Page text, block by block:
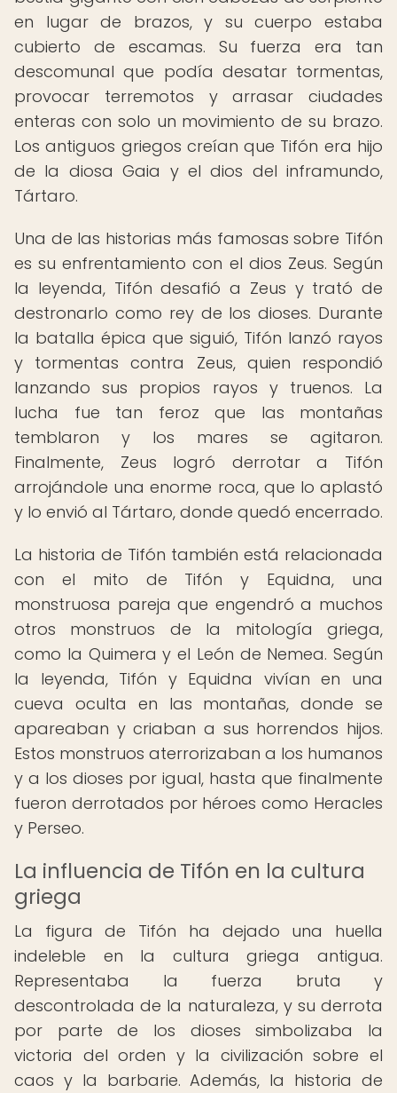
en lugar de brazos, y su cuerpo estaba
cubierto de escamas. Su fuerza era tan
descomunal que podía desatar tormentas,
provocar terremotos y arrasar ciudades
enteras con solo un movimiento de su brazo.
Los antiguos griegos creían que Tifón era hijo
de la diosa Gaia y el dios del inframundo,
Tártaro.
Una de las historias más famosas sobre Tifón
es su enfrentamiento con el dios Zeus. Según
la leyenda, Tifón desafió a Zeus y trató de
destronarlo como rey de los dioses. Durante
la batalla épica que siguió, Tifón lanzó rayos
y tormentas contra Zeus, quien respondió
lanzando sus propios rayos y truenos. La
lucha fue tan feroz que las montañas
temblaron y los mares se agitaron.
Finalmente, Zeus logró derrotar a Tifón
arrojándole una enorme roca, que lo aplastó
y lo envió al Tártaro, donde quedó encerrado.
La historia de Tifón también está relacionada
con el mito de Tifón y Equidna, una
monstruosa pareja que engendró a muchos
otros monstruos de la mitología griega,
como la Quimera y el León de Nemea. Según
la leyenda, Tifón y Equidna vivían en una
cueva oculta en las montañas, donde se
apareaban y criaban a sus horrendos hijos.
Estos monstruos aterrorizaban a los humanos
y a los dioses por igual, hasta que finalmente
fueron derrotados por héroes como Heracles
y Perseo.
La influencia de Tifón en la cultura
griega
La figura de Tifón ha dejado una huella
indeleble en la cultura griega antigua.
Representaba la fuerza bruta y
descontrolada de la naturaleza, y su derrota
por parte de los dioses simbolizaba la
victoria del orden y la civilización sobre el
caos y la barbarie. Además, la historia de